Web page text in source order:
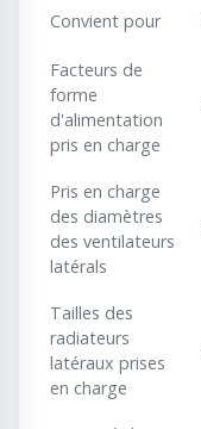
Convient pour
Facteurs de
forme
d'alimentation
pris en charge
Pris en charge
des diamètres
des ventilateurs
latérals
Tailles des
radiateurs
latéraux prises
en charge